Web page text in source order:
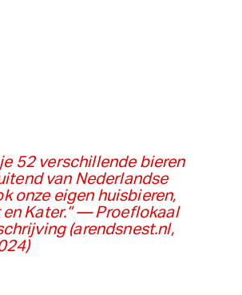
52 verschillende bieren
van Nederlandse
onze eigen huisbieren,
Kater.”— Proeflokaal
(arendsnest.nl,